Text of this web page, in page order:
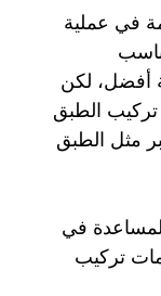
في عملية
أفضل، لكن
تركيب الطبق
مثل الطبق
في
تركيب